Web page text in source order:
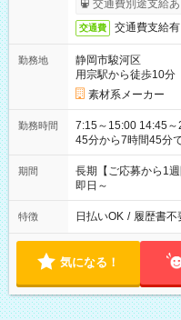
交通費別途支給あ
交通費 交通費支給有
勤務地
静岡市駿河区
用宗駅から徒歩10分
素材系メーカー
勤務時間
7:15～15:00 14:45～22:30 22:15
45分から7時間45分で
期間
長期【ご応募から1
即日～
特徴 日払いOK / 履歴書不
気になる！